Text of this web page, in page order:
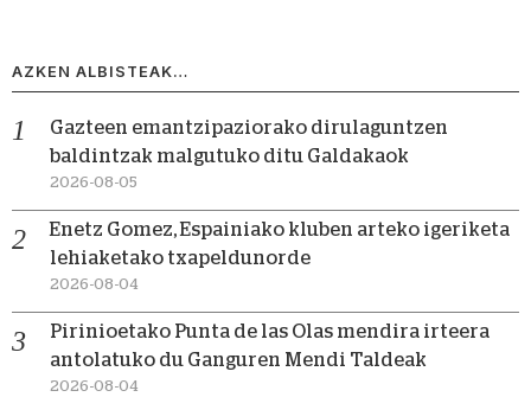
AZKEN ALBISTEAK…
Gazteen emantzipaziorako dirulaguntzen
baldintzak malgutuko ditu Galdakaok
2026-08-05
Enetz Gomez, Espainiako kluben arteko igeriketa
lehiaketako txapeldunorde
2026-08-04
Pirinioetako Punta de las Olas mendira irteera
antolatuko du Ganguren Mendi Taldeak
2026-08-04